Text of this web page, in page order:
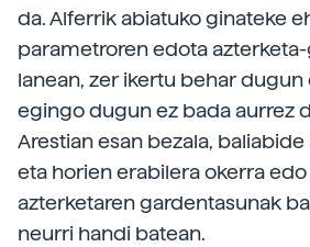
da. Alferrik abiatuko ginateke
parametroren edota
lanean, zer ikertu behar dugun
egingo dugun ez bada aurrez
Arestian esan bezala,
eta horien erabilera okerra edo
azterketaren gardentasunak
neurri handi batean.